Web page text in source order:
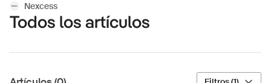
Nexcess
Todos los artículos